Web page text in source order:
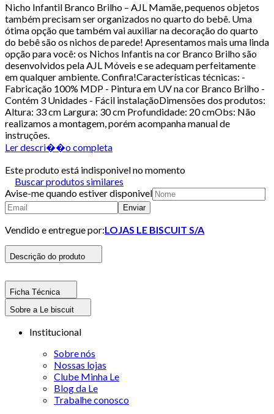
Nicho Infantil Branco Brilho – AJL Mamãe, pequenos objetos
também precisam ser organizados no quarto do bebê. Uma
ótima opção que também vai auxiliar na decoração do quarto
do bebê são os nichos de parede! Apresentamos mais uma linda
opção para você: os Nichos Infantis na cor Branco Brilho são
desenvolvidos pela AJL Móveis e se adequam perfeitamente
em qualquer ambiente. Confira!Características técnicas: -
Fabricação 100% MDP - Pintura em UV na cor Branco Brilho -
Contém 3 Unidades - Fácil instalaçãoDimensões dos produtos:
Altura: 33 cm Largura: 30 cm Profundidade: 20 cmObs: Não
realizamos a montagem, porém acompanha manual de
instruções.
Ler descri��o completa
Este produto está indisponivel no momento
Buscar produtos similares
Avise-me quando estiver disponivel
Enviar
Vendido e entregue por:LOJAS LE BISCUIT S/A
Descrição do produto
Ficha Técnica
Sobre a Le biscuit
Institucional
Sobre nós
Nossas lojas
Clube Minha Le
Blog da Le
Trabalhe conosco